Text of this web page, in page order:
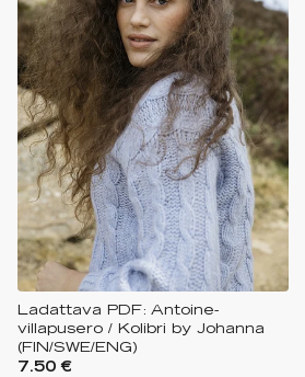
Ladattava PDF: Antoine-
villapusero / Kolibri by Johanna
(FIN/SWE/ENG)
7.50 €